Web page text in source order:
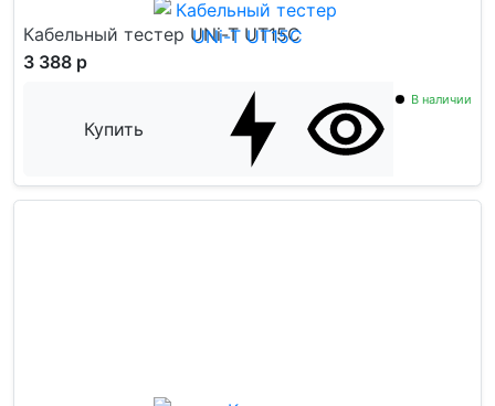
Кабельный тестер UNi-T UT15C
3 388 р
Купить
В наличии